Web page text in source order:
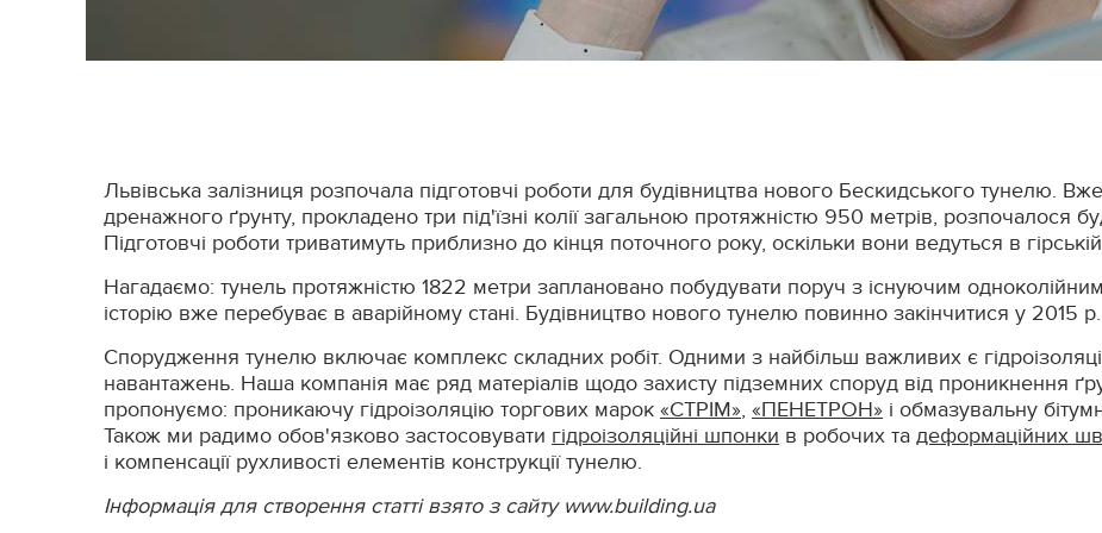
Львівська залізниця розпочала підготовчі роботи для будівництва нового Бескидського тунелю.
дренажного ґрунту, прокладено три під'їзні колії загальною протяжністю 950 метрів, розпочалося
Підготовчі роботи триватимуть приблизно до кінця поточного року, оскільки вони ведуться в гірській
Нагадаємо: тунель протяжністю 1822 метри заплановано побудувати поруч з існуючим
історію вже перебуває в аварійному стані. Будівництво нового тунелю повинно закінчитися у 2015
Спорудження тунелю включає комплекс складних робіт. Одними з найбільш важливих є
навантажень. Наша компанія має ряд матеріалів щодо захисту підземних споруд від проникнення
пропонуємо: проникаючу гідроізоляцію торгових марок «СТРІМ», «ПЕНЕТРОН» і обмазувальну
Також ми радимо обов'язково застосовувати гідроізоляційні шпонки в робочих та деформаційних
і компенсації рухливості елементів конструкції тунелю.
Інформація для створення статті взято з сайту www.building.ua